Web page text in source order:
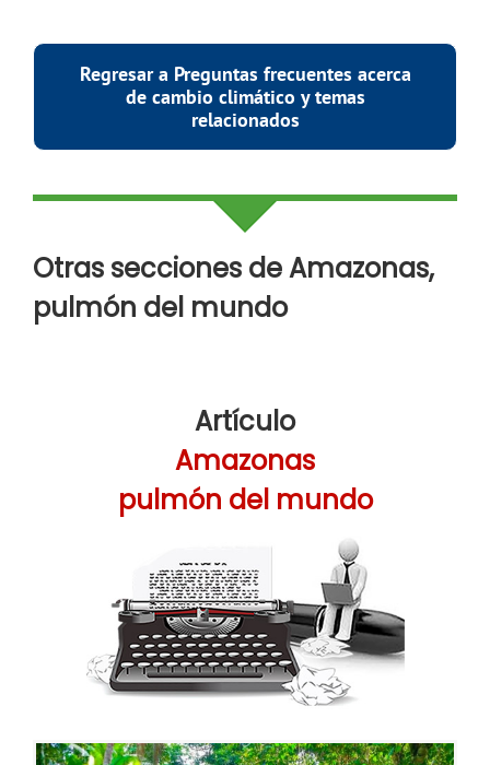
Regresar a Preguntas frecuentes acerca
de cambio climático y temas
relacionados
Otras secciones de Amazonas,
pulmón del mundo
Artículo
Amazonas
pulmón del mundo